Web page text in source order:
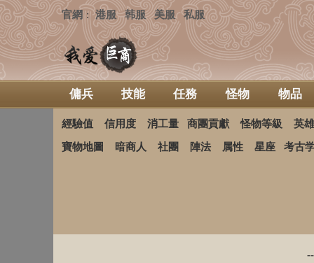
官網 ：港服 韩服 美服 私服
傭兵 技能 任務 怪物 物品
經驗值 信用度 消工量 商團貢獻 怪物等級 英
寶物地圖 暗商人 社團 陣法 属性 星座 考古